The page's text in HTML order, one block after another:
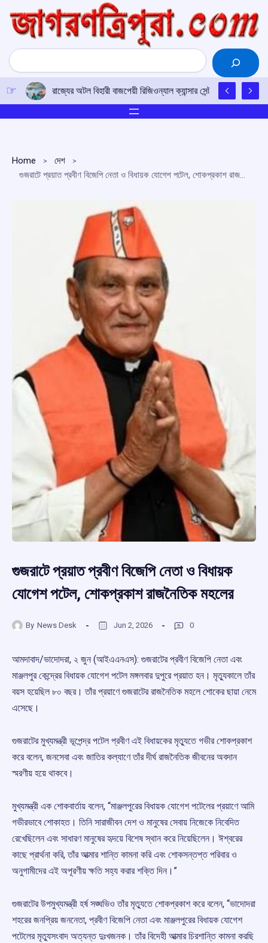
content
Search
রাজ্যের অটল বিহারী বাজপেয়ী রিজিওন্যাল ক্যান্সার সেন্টারে উত্তর-
Home
দেশ
গুজরাটে প্রয়াত প্রবীণ বিজেপি নেতা ও বিধায়ক যোগেশ পটেল, শোকপ্রকাশ রাজনৈতিক মহলের
গুজরাটে প্রয়াত প্রবীণ বিজেপি নেতা ও বিধায়ক
যোগেশ পটেল, শোকপ্রকাশ রাজনৈতিক মহলের
By News Desk Jun 2, 2026 0
আমদাবাদ/ভাদোদরা, ২ জুন (আইএএনএস): গুজরাটের প্রবীণ বিজেপি নেতা এবং
মাঞ্জলপুর কেন্দ্রের বিধায়ক যোগেশ পটেল মঙ্গলবার দুপুরে প্রয়াত হন। মৃত্যুকালে তাঁর
বয়স হয়েছিল ৮০ বছর। তাঁর প্রয়াণে গুজরাটের রাজনৈতিক মহলে শোকের ছায়া নেমে
এসেছে।
গুজরাটের মুখ্যমন্ত্রী ভূপেন্দ্র পটেল প্রবীণ এই বিধায়কের মৃত্যুতে গভীর শোকপ্রকাশ
করে বলেন, জনসেবা এবং জাতির কল্যাণে তাঁর দীর্ঘ রাজনৈতিক জীবনের অবদান
স্মরণীয় হয়ে থাকবে।
মুখ্যমন্ত্রী এক শোকবার্তায় বলেন, “মাঞ্জলপুরের বিধায়ক যোগেশ পটেলের প্রয়াণে আমি
গভীরভাবে শোকাহত। তিনি সারাজীবন দেশ ও মানুষের সেবায় নিজেকে নিবেদিত
রেখেছিলেন এবং সাধারণ মানুষের হৃদয়ে বিশেষ স্থান করে নিয়েছিলেন। ঈশ্বরের
কাছে প্রার্থনা করি, তাঁর আত্মার শান্তি কামনা করি এবং শোকসন্তপ্ত পরিবার ও
অনুগামীদের এই অপূরণীয় ক্ষতি সহ্য করার শক্তি দিন।”
গুজরাটের উপমুখ্যমন্ত্রী হর্ষ সঙ্ঘভিও তাঁর মৃত্যুতে শোকপ্রকাশ করে বলেন, “ভাদোদরা
শহরের জনপ্রিয় জননেতা, প্রবীণ বিজেপি নেতা এবং মাঞ্জলপুরের বিধায়ক যোগেশ
পটেলের মৃত্যুসংবাদ অত্যন্ত দুঃখজনক। তাঁর বিদেহী আত্মার চিরশান্তি কামনা করছি